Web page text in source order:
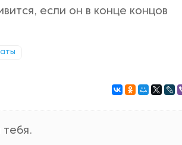
если он в конце концов